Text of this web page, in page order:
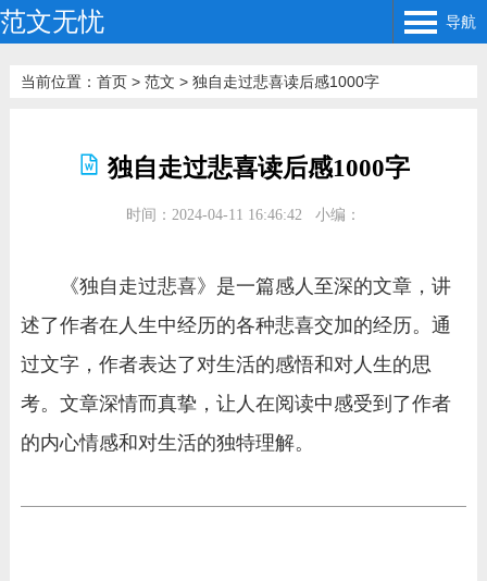
范文无忧 导航
当前位置： 首页> 范文 > 独自走过悲喜读后感1000字
独自走过悲喜读后感1000字
时间：2024-04-11 16:46:42 小编：
《独自走过悲喜》是一篇感人至深的文章，讲
述了作者在人生中经历的各种悲喜交加的经历。通
过文字，作者表达了对生活的感悟和对人生的思
考。文章深情而真挚，让人在阅读中感受到了作者
的内心情感和对生活的独特理解。